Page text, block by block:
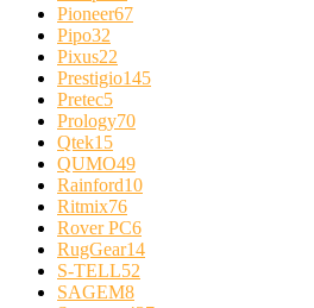
Pioneer67
Pipo32
Pixus22
Prestigio145
Pretec5
Prology70
Qtek15
QUMO49
Rainford10
Ritmix76
Rover PC6
RugGear14
S-TELL52
SAGEM8